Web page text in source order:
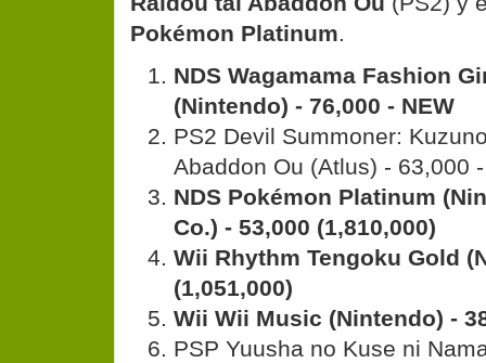
Pokémon Platinum.
NDS Wagamama Fashion
(Nintendo) - 76,000 - NEW
PS2 Devil Summoner:
Abaddon Ou (Atlus) - 63,000
NDS Pokémon Platinum
Co.) - 53,000 (1,810,000)
Wii Rhythm Tengoku Gold
(1,051,000)
Wii Wii Music (Nintendo) -
PSP Yuusha no Kuse ni